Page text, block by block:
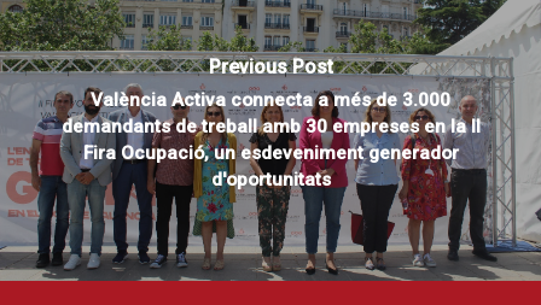
Previous Post
València Activa connecta a més de 3.000
demandants de treball amb 30 empreses en la II
Fira Ocupació, un esdeveniment generador
d'oportunitats